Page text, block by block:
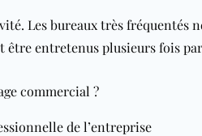
Les bureaux très
être entretenus plusieurs fois
commercial ?
de l’entreprise